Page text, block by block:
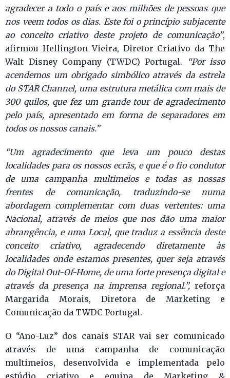
agradecer a todo o país e aos milhões de pessoas que
nos veem todos os dias. Este foi o princípio subjacente
ao conceito criativo deste projeto de comunicação”,
afirmou Hellington Vieira, Diretor Criativo da The
Walt Disney Company (TWDC) Portugal.
“Por isso
acendemos um obrigado simbólico através da estrela
do STAR Channel, uma estrutura metálica com mais de
300 quilos, que fez um grande tour de agradecimento
pelo país, apresentado em forma de separadores em
todos os nossos canais.”
“Um agradecimento que leva um pouco destas
localidades para os nossos ecrãs, e que é o fio condutor
de uma campanha multimeios e todas as nossas
frentes de comunicação, traduzindo-se numa
abordagem complementar com duas vertentes: uma
Nacional, através de meios que nos dão uma maior
abrangência, e uma Local, que traduz a essência deste
conceito criativo, agradecendo diretamente às
localidades onde estamos presentes, quer seja através
do Digital Out-Of-Home, de uma forte presença digital e
através da presença na imprensa regional.”,reforça
Margarida Morais, Diretora de Marketing e
Comunicação da TWDC Portugal.
O “Ano-Luz” dos canais STAR vai ser comunicado
através de uma campanha de comunicação
multimeios, desenvolvida e implementada pelo